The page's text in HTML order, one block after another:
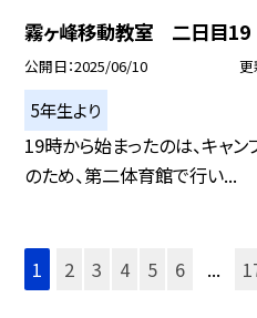
霧ヶ峰移動教室 二日目19
公開日 2025/06/10 更
5年生より
19時から始まったのは、キャ
のため、第二体育館で行い...
1 2 3 4 5 6 ...